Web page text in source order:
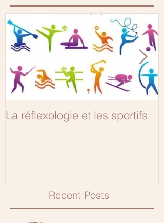
La réflexologie et les sportifs
Recent Posts